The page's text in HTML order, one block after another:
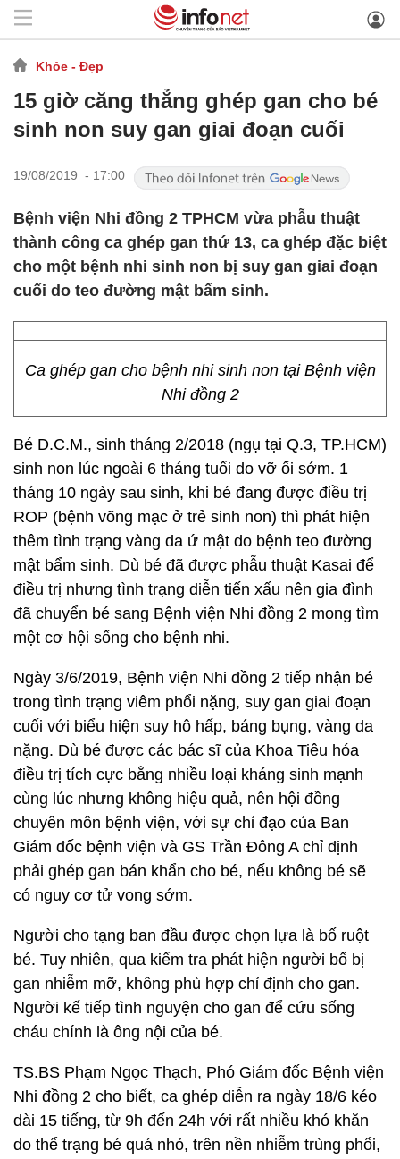
Khỏe - Đẹp
15 giờ căng thẳng ghép gan cho bé
sinh non suy gan giai đoạn cuối
19/08/2019 - 17:00
Bệnh viện Nhi đồng 2 TPHCM vừa phẫu thuật
thành công ca ghép gan thứ 13, ca ghép đặc biệt
cho một bệnh nhi sinh non bị suy gan giai đoạn
cuối do teo đường mật bẩm sinh.
Ca ghép gan cho bệnh nhi sinh non tại Bệnh viện
Nhi đồng 2
Bé D.C.M., sinh tháng 2/2018 (ngụ tại Q.3, TP.HCM)
sinh non lúc ngoài 6 tháng tuổi do vỡ ối sớm. 1
tháng 10 ngày sau sinh, khi bé đang được điều trị
ROP (bệnh võng mạc ở trẻ sinh non) thì phát hiện
thêm tình trạng vàng da ứ mật do bệnh teo đường
mật bẩm sinh. Dù bé đã được phẫu thuật Kasai để
điều trị nhưng tình trạng diễn tiến xấu nên gia đình
đã chuyển bé sang Bệnh viện Nhi đồng 2 mong tìm
một cơ hội sống cho bệnh nhi.
Ngày 3/6/2019, Bệnh viện Nhi đồng 2 tiếp nhận bé
trong tình trạng viêm phổi nặng, suy gan giai đoạn
cuối với biểu hiện suy hô hấp, báng bụng, vàng da
nặng. Dù bé được các bác sĩ của Khoa Tiêu hóa
điều trị tích cực bằng nhiều loại kháng sinh mạnh
cùng lúc nhưng không hiệu quả, nên hội đồng
chuyên môn bệnh viện, với sự chỉ đạo của Ban
Giám đốc bệnh viện và GS Trần Đông A chỉ định
phải ghép gan bán khẩn cho bé, nếu không bé sẽ
có nguy cơ tử vong sớm.
Người cho tạng ban đầu được chọn lựa là bố ruột
bé. Tuy nhiên, qua kiểm tra phát hiện người bố bị
gan nhiễm mỡ, không phù hợp chỉ định cho gan.
Người kế tiếp tình nguyện cho gan để cứu sống
cháu chính là ông nội của bé.
TS.BS Phạm Ngọc Thạch, Phó Giám đốc Bệnh viện
Nhi đồng 2 cho biết, ca ghép diễn ra ngày 18/6 kéo
dài 15 tiếng, từ 9h đến 24h với rất nhiều khó khăn
do thể trạng bé quá nhỏ, trên nền nhiễm trùng phổi,